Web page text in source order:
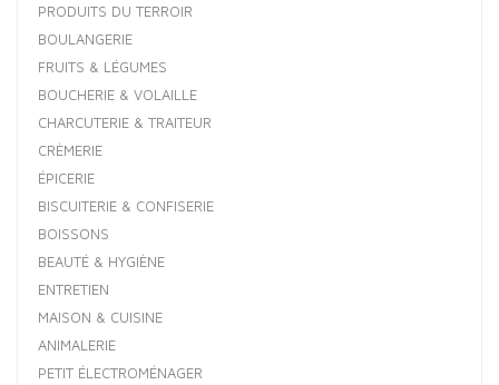
PRODUITS DU TERROIR
BOULANGERIE
FRUITS & LÉGUMES
BOUCHERIE & VOLAILLE
CHARCUTERIE & TRAITEUR
CRÈMERIE
ÉPICERIE
BISCUITERIE & CONFISERIE
BOISSONS
BEAUTÉ & HYGIÈNE
ENTRETIEN
MAISON & CUISINE
ANIMALERIE
PETIT ÉLECTROMÉNAGER